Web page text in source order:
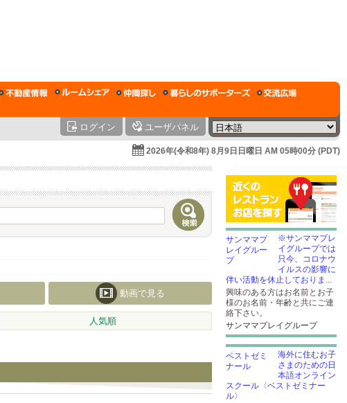
ログイン ユーザパネル
2026年(令和8年) 8月9日日曜日 AM 05時00分 (PDT)
動画で見る
人気順
※サンママプレ
イグループでは
只今、コロナウ
イルスの影響に
伴い活動を休止しておりま...
興味のある方はお名前とお子
様のお名前・年齢と共にご連
絡下さい。
サンママプレイグループ
海外に住むお子
さまのための日
本語オンライン
スクール〈ベストゼミナー
ル〉